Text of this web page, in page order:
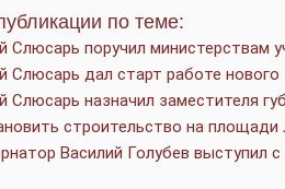
по теме:
Слюсарь поручил министерствам
Слюсарь дал старт работе
Слюсарь назначил заместителя
строительство на
Василий Голубев выступил